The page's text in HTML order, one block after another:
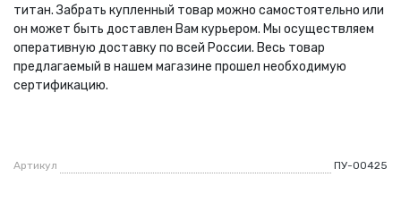
титан. Забрать купленный товар можно самостоятельно или
он может быть доставлен Вам курьером. Мы осуществляем
оперативную доставку по всей России. Весь товар
предлагаемый в нашем магазине прошел необходимую
сертификацию.
Артикул ПУ-00425